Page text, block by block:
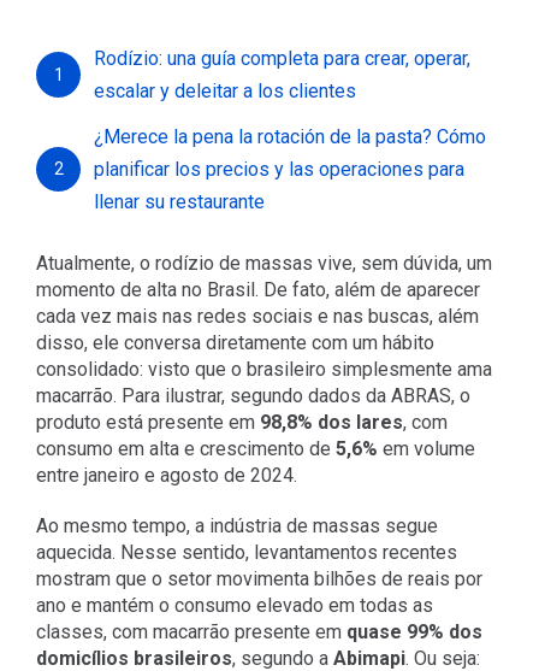
Atualmente, o rodízio de massas vive, sem dúvida, um
momento de alta no Brasil. De fato, além de aparecer
cada vez mais nas redes sociais e nas buscas, além
disso, ele conversa diretamente com um hábito
consolidado: visto que o brasileiro simplesmente ama
macarrão. Para ilustrar, segundo dados da ABRAS, o
produto está presente em 98,8% dos lares, com
consumo em alta e crescimento de 5,6% em volume
entre janeiro e agosto de 2024.
Ao mesmo tempo, a indústria de massas segue
aquecida. Nesse sentido, levantamentos recentes
mostram que o setor movimenta bilhões de reais por
ano e mantém o consumo elevado em todas as
classes, com macarrão presente em quase 99% dos
domicílios brasileiros, segundo a Abimapi. Ou seja:
1
Rodízio: una guía completa para crear, operar,
escalar y deleitar a los clientes
2
¿Merece la pena la rotación de la pasta? Cómo
planificar los precios y las operaciones para
llenar su restaurante